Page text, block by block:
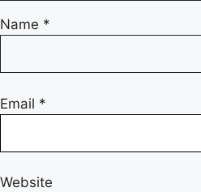
Name *
Email *
Website